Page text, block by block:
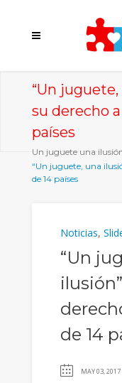
“Un
su derecho
países
Un juguete una
“Un juguete, una
de 14 países
Noticias,
“Un
de 14
MAY 03, 2017